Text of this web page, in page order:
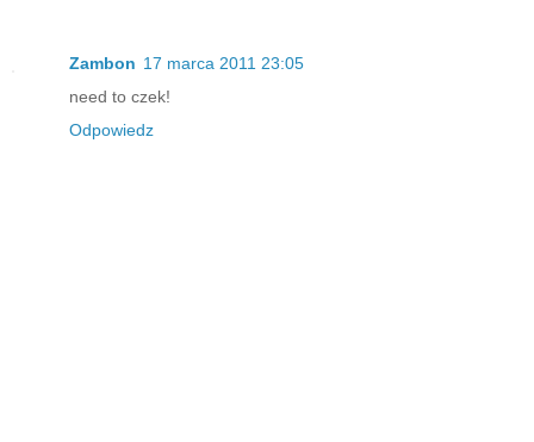
Zambon 17 marca 2011 23:05
need to czek!
Odpowiedz